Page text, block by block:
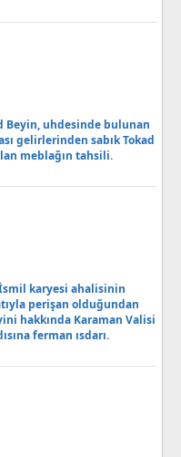
Beyin, uhdesinde bulunan
gelirlerinden sabık Tokad
meblağın tahsili.
karyesi ahalisinin
perişan olduğundan
hakkında Karaman Valisi
ferman ısdarı.